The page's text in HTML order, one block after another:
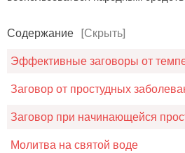
Содержание [Скрыть]
Эффективные заговоры от
Заговор от простудных
Заговор при начинающейся
Молитва на святой воде